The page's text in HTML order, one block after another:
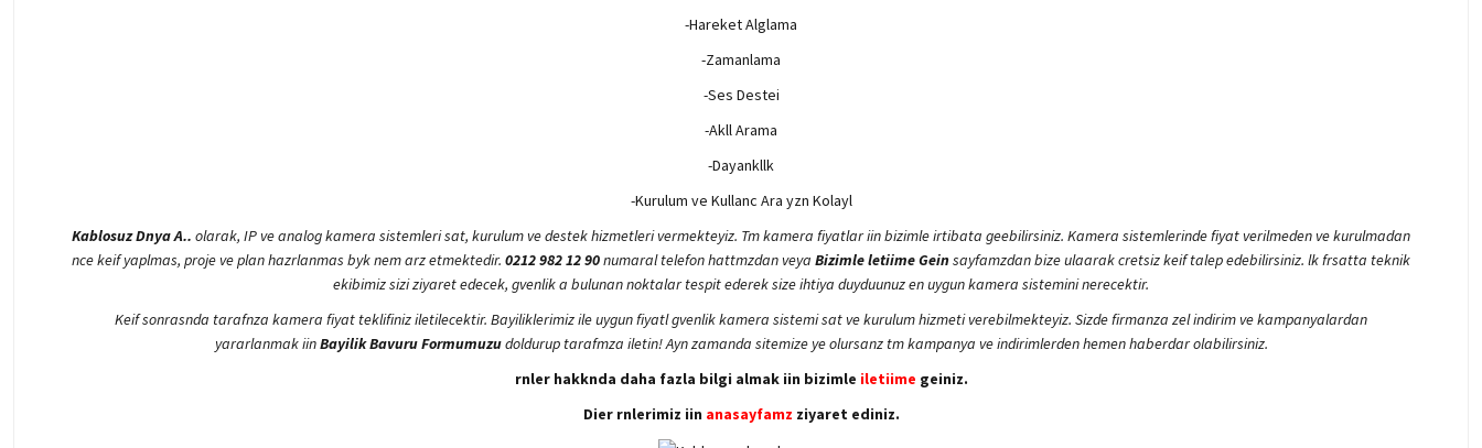
-Hareket Alglama
-Zamanlama
-Ses Destei
-Akll Arama
-Dayankllk
-Kurulum ve Kullanc Ara yzn Kolayl
Kablosuz Dnya A.. olarak, IP ve analog kamera sistemleri sat, kurulum ve destek hizmetleri vermekteyiz. Tm kamera fiyatlar iin bizimle irtibata geebilirsiniz. Kamera sistemlerinde fiyat verilmeden ve kurulmadan
nce keif yaplmas, proje ve plan hazrlanmas byk nem arz etmektedir. 0212 982 12 90numaral telefon hattmzdan veya Bizimle letiime Geinsayfamzdan bize ulaarak cretsiz keif talep edebilirsiniz. lk frsatta teknik
ekibimiz sizi ziyaret edecek, gvenlik a bulunan noktalar tespit ederek size ihtiya duyduunuz en uygun kamera sistemini nerecektir.
Keif sonrasnda tarafnza kamera fiyat teklifiniz iletilecektir. Bayiliklerimiz ile uygun fiyatl gvenlik kamera sistemi sat ve kurulum hizmeti verebilmekteyiz. Sizde firmanza zel indirim ve kampanyalardan
yararlanmak iinBayilik Bavuru Formumuzudoldurup tarafmza iletin! Ayn zamanda sitemize ye olursanz tm kampanya ve indirimlerden hemen haberdar olabilirsiniz.
rnler hakknda daha fazla bilgi almak iin bizimle iletiime geiniz.
Dier rnlerimiz iin anasayfamz ziyaret ediniz.